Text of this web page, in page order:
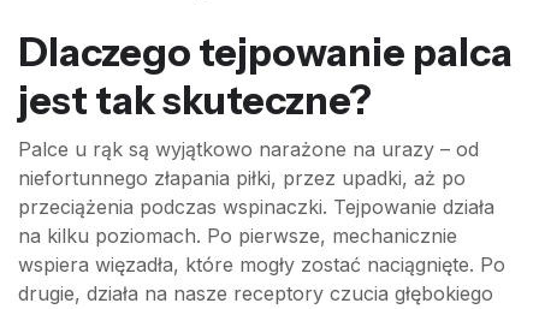
Dlaczego tejpowanie palca
jest tak skuteczne?
Palce u rąk są wyjątkowo narażone na urazy – od
niefortunnego złapania piłki, przez upadki, aż po
przeciążenia podczas wspinaczki. Tejpowanie działa
na kilku poziomach. Po pierwsze, mechanicznie
wspiera więzadła, które mogły zostać naciągnięte. Po
drugie, działa na nasze receptory czucia głębokiego